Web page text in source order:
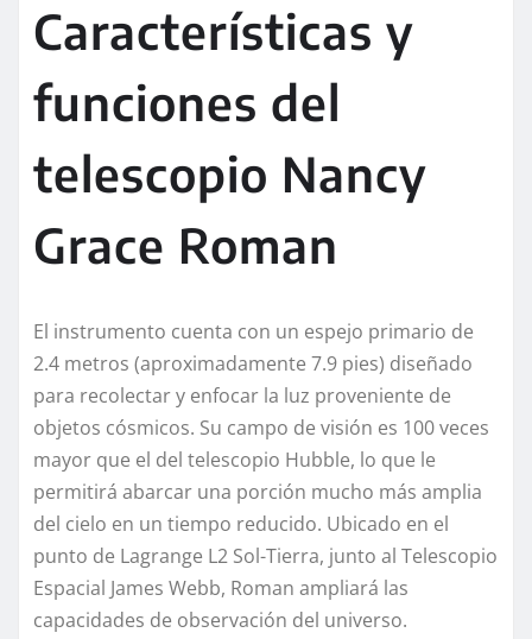
Características y
funciones del
telescopio Nancy
Grace Roman
El instrumento cuenta con un espejo primario de
2.4 metros (aproximadamente 7.9 pies) diseñado
para recolectar y enfocar la luz proveniente de
objetos cósmicos. Su campo de visión es 100 veces
mayor que el del telescopio Hubble, lo que le
permitirá abarcar una porción mucho más amplia
del cielo en un tiempo reducido. Ubicado en el
punto de Lagrange L2 Sol-Tierra, junto al Telescopio
Espacial James Webb, Roman ampliará las
capacidades de observación del universo.